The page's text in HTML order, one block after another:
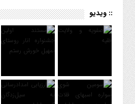
:: ویدیو